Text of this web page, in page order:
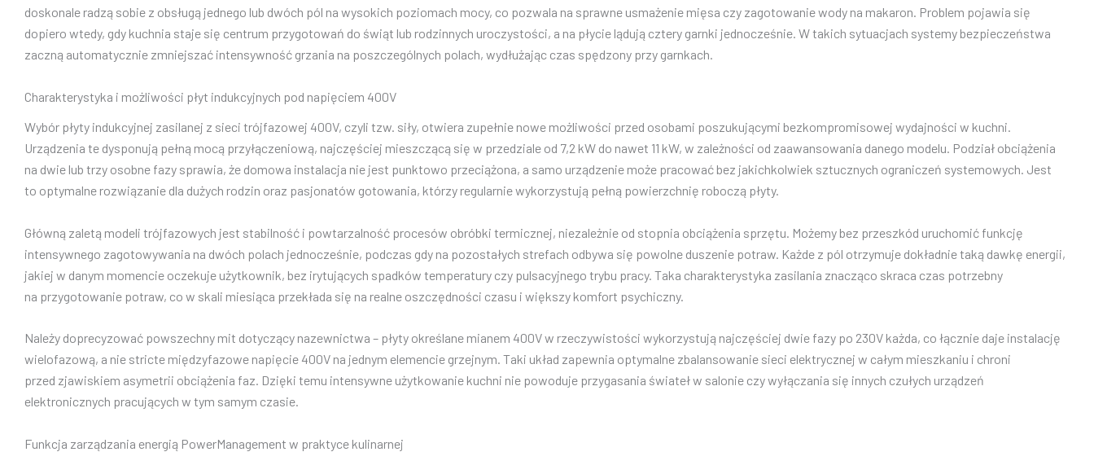
doskonale radzą sobie z obsługą jednego lub dwóch pól na wysokich poziomach mocy, co pozwala na sprawne usmażenie mięsa czy zagotowanie wody na makaron. Problem pojawia się
dopiero wtedy, gdy kuchnia staje się centrum przygotowań do świąt lub rodzinnych uroczystości, a na płycie lądują cztery garnki jednocześnie. W takich sytuacjach systemy bezpieczeństwa
zaczną automatycznie zmniejszać intensywność grzania na poszczególnych polach, wydłużając czas spędzony przy garnkach.
Charakterystyka i możliwości płyt indukcyjnych pod napięciem 400V
Wybór płyty indukcyjnej zasilanej z sieci trójfazowej 400V, czyli tzw. siły, otwiera zupełnie nowe możliwości przed osobami poszukującymi bezkompromisowej wydajności w kuchni.
Urządzenia te dysponują pełną mocą przyłączeniową, najczęściej mieszczącą się w przedziale od 7,2 kW do nawet 11 kW, w zależności od zaawansowania danego modelu. Podział obciążenia
na dwie lub trzy osobne fazy sprawia, że domowa instalacja nie jest punktowo przeciążona, a samo urządzenie może pracować bez jakichkolwiek sztucznych ograniczeń systemowych. Jest
to optymalne rozwiązanie dla dużych rodzin oraz pasjonatów gotowania, którzy regularnie wykorzystują pełną powierzchnię roboczą płyty.
Główną zaletą modeli trójfazowych jest stabilność i powtarzalność procesów obróbki termicznej, niezależnie od stopnia obciążenia sprzętu. Możemy bez przeszkód uruchomić funkcję
intensywnego zagotowywania na dwóch polach jednocześnie, podczas gdy na pozostałych strefach odbywa się powolne duszenie potraw. Każde z pól otrzymuje dokładnie taką dawkę energii,
jakiej w danym momencie oczekuje użytkownik, bez irytujących spadków temperatury czy pulsacyjnego trybu pracy. Taka charakterystyka zasilania znacząco skraca czas potrzebny
na przygotowanie potraw, co w skali miesiąca przekłada się na realne oszczędności czasu i większy komfort psychiczny.
Należy doprecyzować powszechny mit dotyczący nazewnictwa – płyty określane mianem 400V w rzeczywistości wykorzystują najczęściej dwie fazy po 230V każda, co łącznie daje instalację
wielofazową, a nie stricte międzyfazowe napięcie 400V na jednym elemencie grzejnym. Taki układ zapewnia optymalne zbalansowanie sieci elektrycznej w całym mieszkaniu i chroni
przed zjawiskiem asymetrii obciążenia faz. Dzięki temu intensywne użytkowanie kuchni nie powoduje przygasania świateł w salonie czy wyłączania się innych czułych urządzeń
elektronicznych pracujących w tym samym czasie.
Funkcja zarządzania energią PowerManagement w praktyce kulinarnej